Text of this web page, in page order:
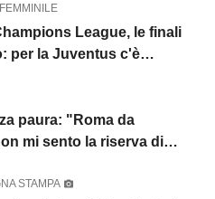
League, le finali
per la Juventus c'è
paura: "Roma da
mi sento la riserva di
STAMPA